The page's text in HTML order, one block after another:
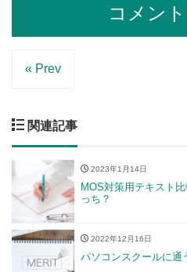
« Prev
関連記事
2023年1月14日
MOS対策用テキスト
っち？
2022年12月16日
パソコンスクールに通